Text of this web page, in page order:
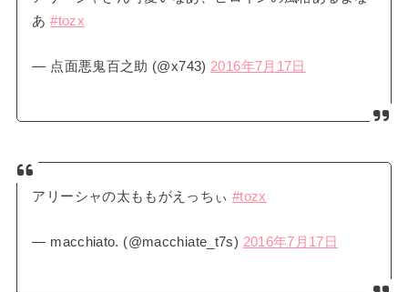
あ#tozx
— 点面悪鬼百之助 (@x743) 2016年7月17日
アリーシャの太ももがえっちぃ #tozx
— macchiato. (@macchiate_t7s) 2016年7月17日